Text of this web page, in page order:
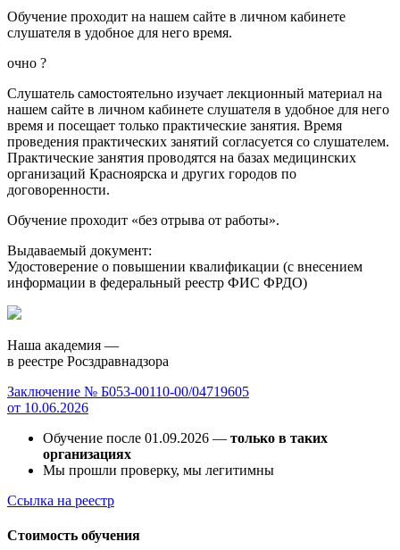
Обучение проходит на нашем сайте в личном кабинете
слушателя в удобное для него время.
очно ?
Слушатель самостоятельно изучает лекционный материал на
нашем сайте в личном кабинете слушателя в удобное для него
время и посещает только практические занятия. Время
проведения практических занятий согласуется со слушателем.
Практические занятия проводятся на базах медицинских
организаций Красноярска и других городов по
договоренности.
Обучение проходит «без отрыва от работы».
Выдаваемый документ:
Удостоверение о повышении квалификации (с внесением
информации в федеральный реестр ФИС ФРДО)
Наша академия —
в реестре Росздравнадзора
Заключение № Б053-00110-00/04719605
от 10.06.2026
Обучение после 01.09.2026 — только в таких
организациях
Мы прошли проверку, мы легитимны
Ссылка на реестр
Стоимость обучения